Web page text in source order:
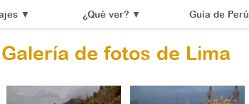
▼ ¿Qué ver?▼ Guía de Perú
Galería de fotos de Lima